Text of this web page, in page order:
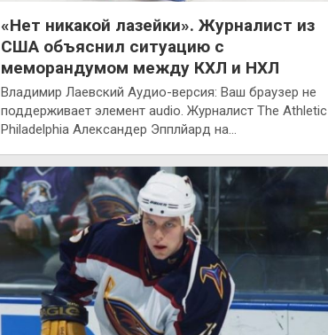
«Нет никакой лазейки». Журналист из
США объяснил ситуацию с
меморандумом между КХЛ и НХЛ
Владимир Лаевский Аудио-версия: Ваш браузер не
поддерживает элемент audio. Журналист The Athletic
Philadelphia Александер Эпплйард на…